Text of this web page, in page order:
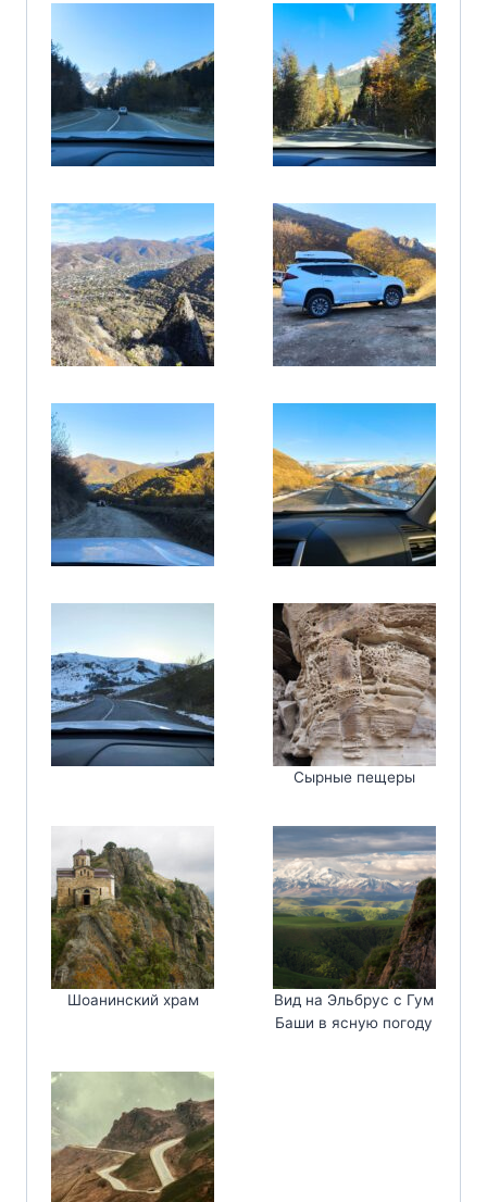
Сырные пещеры
Шоанинский храм
Вид на Эльбрус с Гум
Баши в ясную погоду